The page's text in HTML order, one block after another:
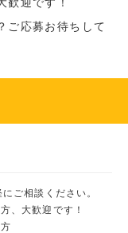
ご応募お待ちして
ご相談ください。
、大歓迎です！